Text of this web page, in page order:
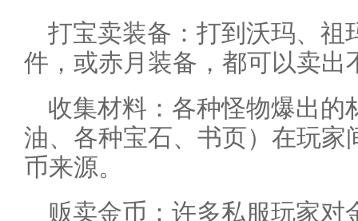
打宝卖装备：打到沃玛、祖
件，或赤月装备，都可以卖出
收集材料：各种怪物爆出的
油、各种宝石、书页）在玩家
币来源。
贩卖金币：许多私服玩家对